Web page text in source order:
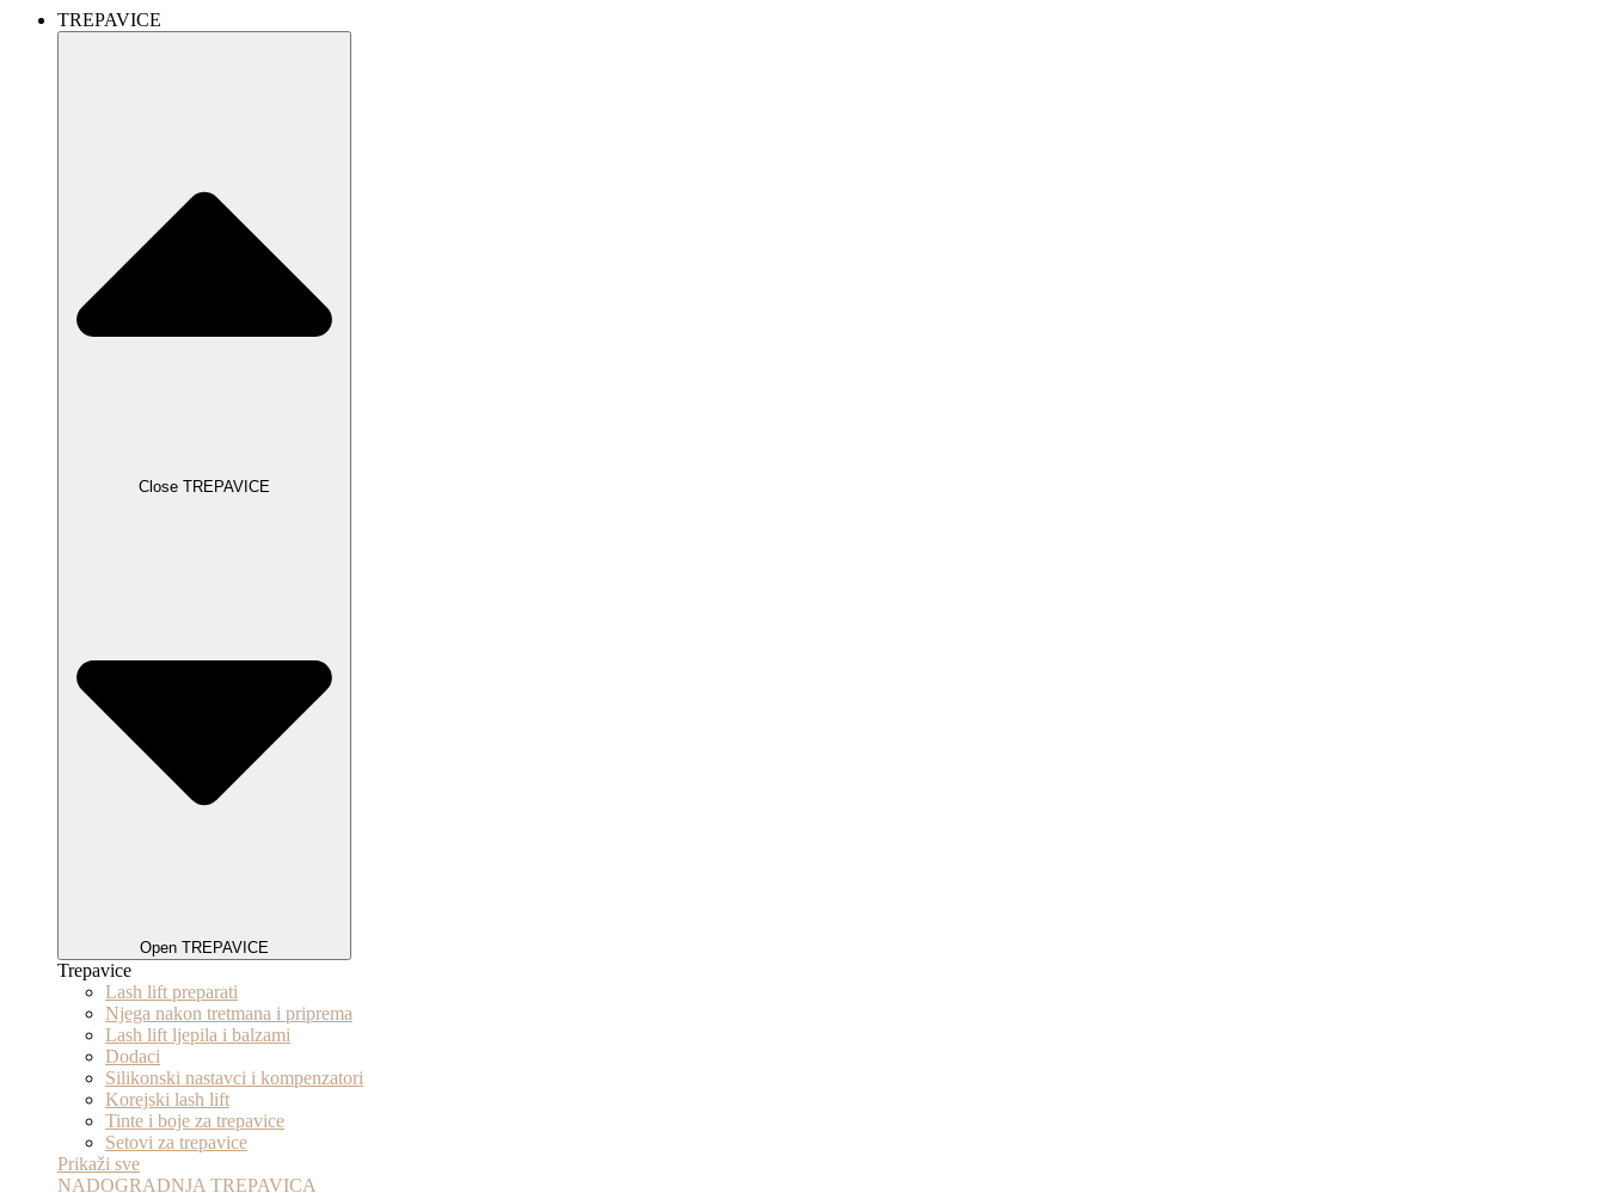
TREPAVICE
Close TREPAVICE
Open TREPAVICE
Trepavice
Lash lift preparati
Njega nakon tretmana i priprema
Lash lift ljepila i balzami
Dodaci
Silikonski nastavci i kompenzatori
Korejski lash lift
Tinte i boje za trepavice
Setovi za trepavice
Prikaži sve
NADOGRADNJA TREPAVICA